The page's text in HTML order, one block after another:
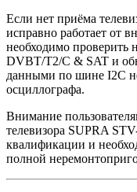
Если нет приёма
исправно работает от
необходимо проверить
DVBT/T2/C & SAT и
данными по шине I2C
осциллографа.
Внимание
телевизора SUPRA
квалификации и
полной